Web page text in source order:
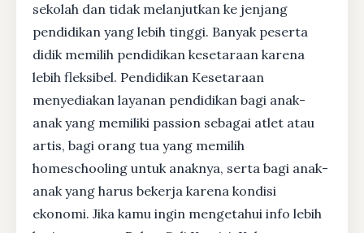
sekolah dan tidak melanjutkan ke jenjang
pendidikan yang lebih tinggi. Banyak peserta
didik memilih pendidikan kesetaraan karena
lebih fleksibel. Pendidikan Kesetaraan
menyediakan layanan pendidikan bagi anak-
anak yang memiliki passion sebagai atlet atau
artis, bagi orang tua yang memilih
homeschooling untuk anaknya, serta bagi anak-
anak yang harus bekerja karena kondisi
ekonomi. Jika kamu ingin mengetahui info lebih